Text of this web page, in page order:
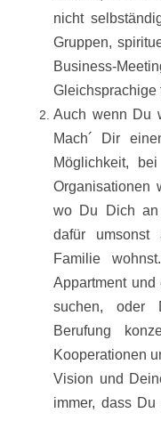
nicht
Gruppen,
Business-
Gleichsprachige
Auch wenn Du
Mach´ Dir
Möglichkeit,
Organisationen
wo Du Dich an
dafür
Familie
Appartment
suchen, oder
Berufung
Kooperationen
Vision und
immer, dass